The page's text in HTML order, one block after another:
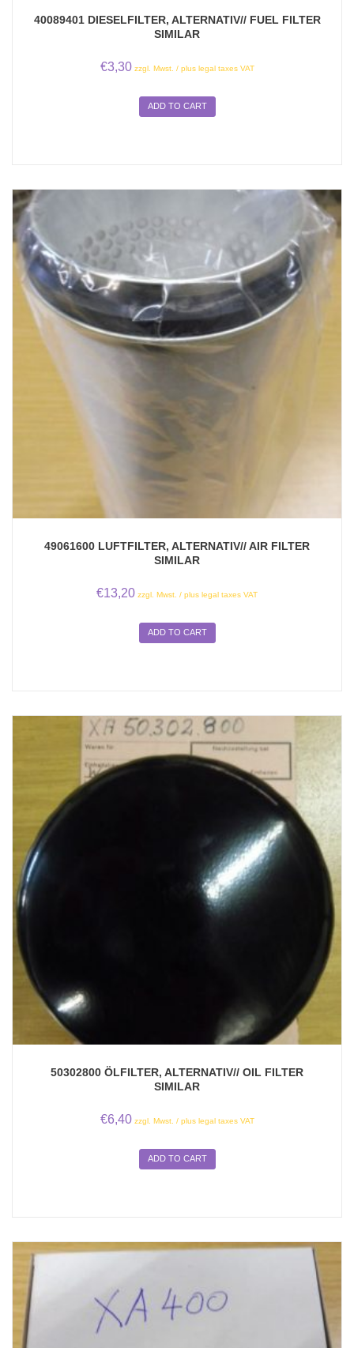
40089401 DIESELFILTER, ALTERNATIV// FUEL FILTER
SIMILAR
€3,30 zzgl. Mwst. / plus legal taxes VAT
ADD TO CART
49061600 LUFTFILTER, ALTERNATIV// AIR FILTER
SIMILAR
€13,20 zzgl. Mwst. / plus legal taxes VAT
ADD TO CART
50302800 ÖLFILTER, ALTERNATIV// OIL FILTER
SIMILAR
€6,40 zzgl. Mwst. / plus legal taxes VAT
ADD TO CART